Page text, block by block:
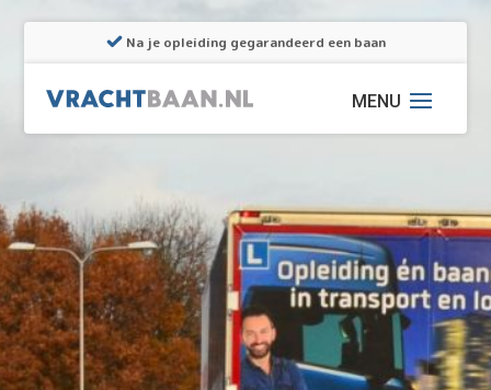
Na je opleiding gegarandeerd een baan